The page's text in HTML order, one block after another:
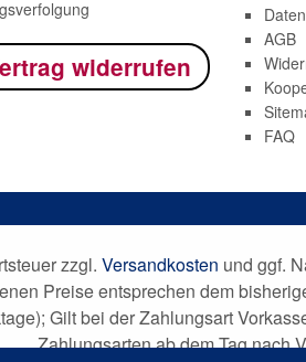
widerrufen
AGB
FAQ
zzgl. Versandkosten und ggf.
Preise entsprechen dem
Gilt bei der Zahlungsart
Zahlungsarten ab dem Tag nach